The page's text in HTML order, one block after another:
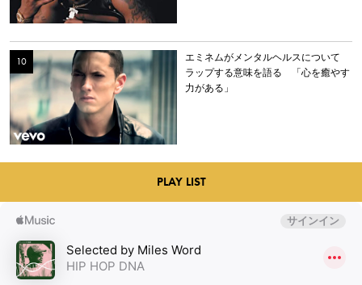
エミネムがメンタルヘルスについて
ラップする意味を語る 「心を癒やす
力がある」
PLAY LIST